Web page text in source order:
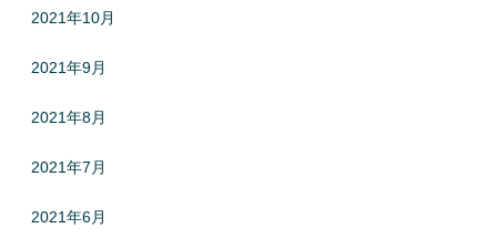
2021年10月
2021年9月
2021年8月
2021年7月
2021年6月